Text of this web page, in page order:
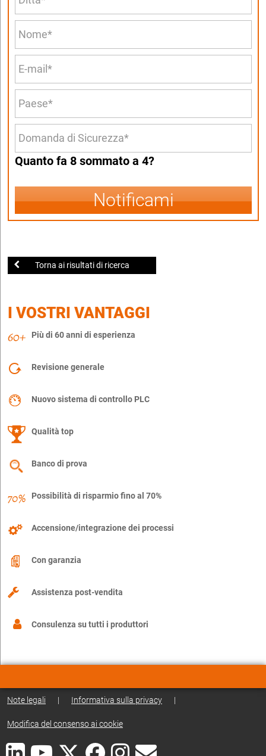
Quanto fa 8 sommato a 4?
Notificami
Torna ai risultati di ricerca
I VOSTRI VANTAGGI
Più di 60 anni di esperienza
Revisione generale
Nuovo sistema di controllo PLC
Qualità top
Banco di prova
Possibilità di risparmio fino al 70%
Accensione/integrazione dei processi
Con garanzia
Assistenza post-vendita
Consulenza su tutti i produttori
Note legali | Informativa sulla privacy |
Modifica del consenso ai cookie